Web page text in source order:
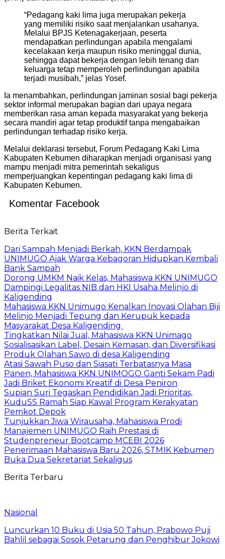
“Pedagang kaki lima juga merupakan pekerja
yang memiliki risiko saat menjalankan usahanya.
Melalui BPJS Ketenagakerjaan, peserta
mendapatkan perlindungan apabila mengalami
kecelakaan kerja maupun risiko meninggal dunia,
sehingga dapat bekerja dengan lebih tenang dan
keluarga tetap memperoleh perlindungan apabila
terjadi musibah,” jelas Yosef.
Ia menambahkan, perlindungan jaminan sosial bagi pekerja
sektor informal merupakan bagian dari upaya negara
memberikan rasa aman kepada masyarakat yang bekerja
secara mandiri agar tetap produktif tanpa mengabaikan
perlindungan terhadap risiko kerja.
Melalui deklarasi tersebut, Forum Pedagang Kaki Lima
Kabupaten Kebumen diharapkan menjadi organisasi yang
mampu menjadi mitra pemerintah sekaligus
memperjuangkan kepentingan pedagang kaki lima di
Kabupaten Kebumen.
Komentar Facebook
Berita Terkait
Dari Sampah Menjadi Berkah, KKN Berdampak
UNIMUGO Ajak Warga Kebagoran Hidupkan Kembali
Bank Sampah
Dorong UMKM Naik Kelas, Mahasiswa KKN UNIMUGO
Dampingi Legalitas NIB dan HKI Usaha Melinjo di
Kaligending
Mahasiswa KKN Unimugo Kenalkan Inovasi Olahan Biji
Melinjo Menjadi Tepung dan Kerupuk kepada
Masyarakat Desa Kaligending
Tingkatkan Nilai Jual, Mahasiswa KKN Unimago
Sosialisasikan Label, Desain Kemasan, dan Diversifikasi
Produk Olahan Sawo di desa Kaligending
Atasi Sawah Puso dan Siasati Terbatasnya Masa
Panen, Mahasiswa KKN UNIMOGO Ganti Sekam Padi
Jadi Briket Ekonomi Kreatif di Desa Peniron
Supian Suri Tegaskan Pendidikan Jadi Prioritas,
KuduSS Ramah Siap Kawal Program Kerakyatan
Pemkot Depok
Tunjukkan Jiwa Wirausaha, Mahasiswa Prodi
Manajemen UNIMUGO Raih Prestasi di
Studenpreneur Bootcamp MCEBI 2026
Penerimaan Mahasiswa Baru 2026, STMIK Kebumen
Buka Dua Sekretariat Sekaligus
Berita Terbaru
Nasional
Luncurkan 10 Buku di Usia 50 Tahun, Prabowo Puji
Bahlil sebagai Sosok Petarung dan Penghibur Jokowi